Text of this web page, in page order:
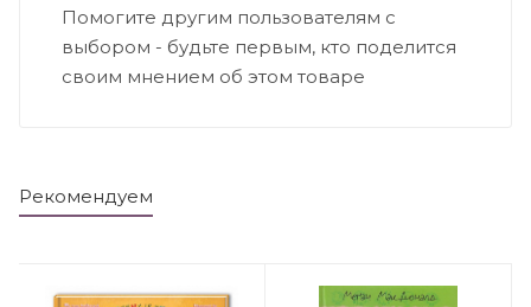
Помогите другим пользователям с
выбором - будьте первым, кто поделится
своим мнением об этом товаре
Рекомендуем